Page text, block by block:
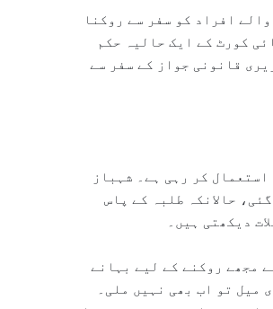
افراد کو سفر سے روکنا
کورٹ کے ایک حالیہ حکم
قانونی جواز کے سفر سے
کر رہی ہے۔ شہباز
حالانکہ طلبہ کے پاس
دیکھتی ہیں۔
مجھے روکنے کے لیے بہانے
میل تو اب بھی نہیں ملی۔